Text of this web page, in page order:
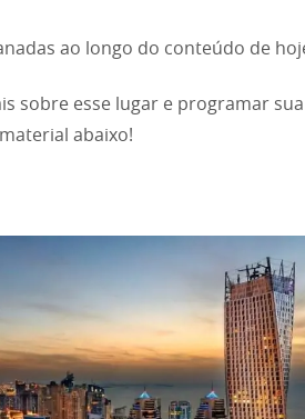
ao longo do conteúdo de
sobre esse lugar e programar
abaixo!